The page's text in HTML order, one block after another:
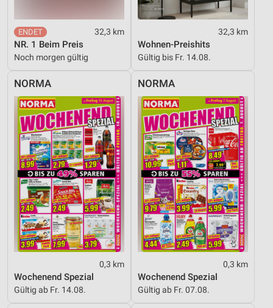
32,3 km
NR. 1 Beim Preis
Noch morgen gültig
32,3 km
Wohnen-Preishits
Gültig bis Fr. 14.08.
NORMA
0,3 km
Wochenend Spezial
Gültig ab Fr. 14.08.
NORMA
0,3 km
Wochenend Spezial
Gültig ab Fr. 07.08.